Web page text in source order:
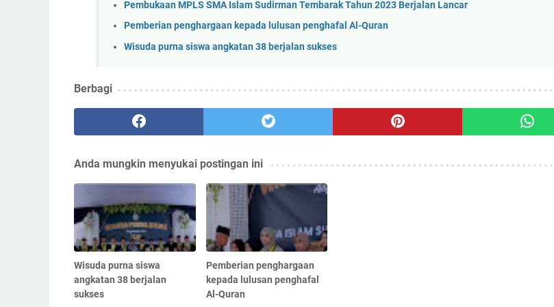
Pembukaan MPLS SMA Islam Sudirman Tembarak Tahun 2023 Berjalan Lancar
Pemberian penghargaan kepada lulusan penghafal Al-Quran
Wisuda purna siswa angkatan 38 berjalan sukses
Berbagi
Anda mungkin menyukai postingan ini
Wisuda purna siswa
angkatan 38 berjalan
sukses
Pemberian penghargaan
kepada lulusan penghafal
Al-Quran